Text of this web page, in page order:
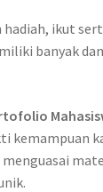
hadiah, ikut
banyak
kemampuan